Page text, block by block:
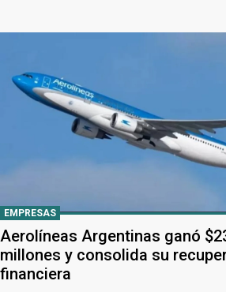
EMPRESAS
Aerolíneas Argentinas ganó
millones y consolida su
financiera